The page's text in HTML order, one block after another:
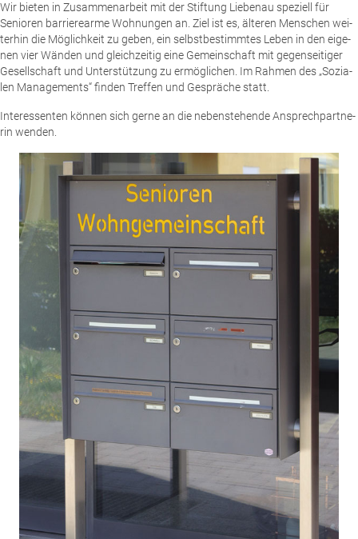
Wir bie­ten in Zusam­men­ar­beit mit der Stif­tung Lie­be­nau spe­zi­ell für
Senio­ren bar­rie­re­ar­me Woh­nun­gen an. Ziel ist es, älte­ren Men­schen wei­
ter­hin die Mög­lich­keit zu geben, ein selbst­be­stimm­tes Leben in den eige­
nen vier Wän­den und gleich­zei­tig eine Gemein­schaft mit gegen­sei­ti­ger
Gesell­schaft und Unter­stüt­zung zu ermög­li­chen. Im Rah­men des „Sozia­
len Manage­ments“ fin­den Tref­fen und Gesprä­che statt.
Inter­es­sen­ten kön­nen sich ger­ne an die neben­ste­hen­de Ansprech­part­ne­
rin wenden.